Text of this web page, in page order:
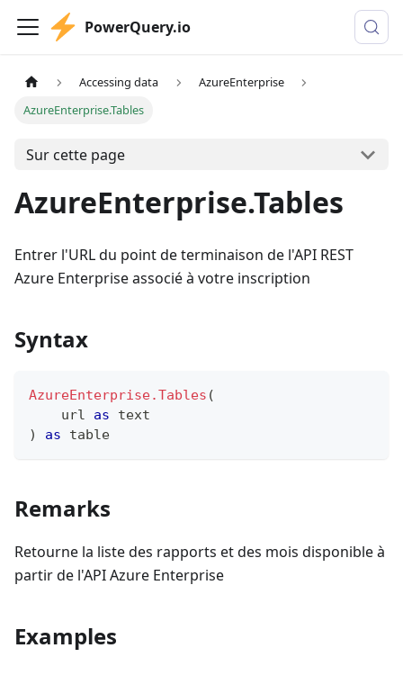
PowerQuery.io
Accessing data
AzureEnterprise
AzureEnterprise.Tables
Sur cette page
AzureEnterprise.Tables
Entrer l'URL du point de terminaison de l'API REST
Azure Enterprise associé à votre inscription
Syntax
AzureEnterprise.Tables (
    url
as
text
)
as table
Remarks
Retourne la liste des rapports et des mois disponible à
partir de l'API Azure Enterprise
Examples